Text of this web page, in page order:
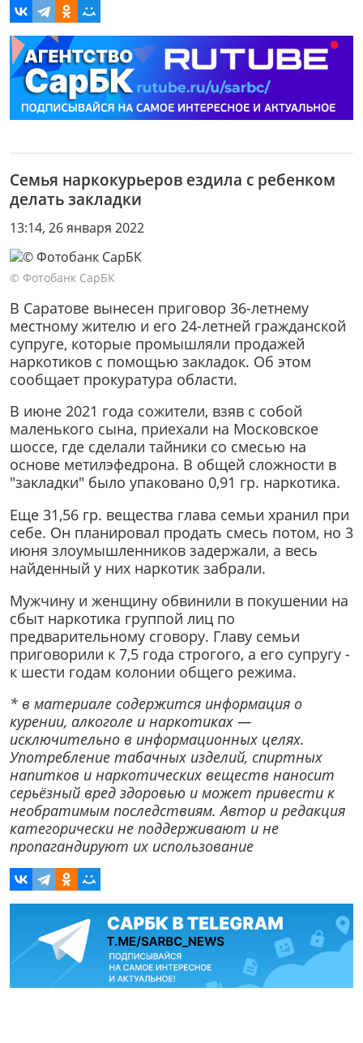
Семья наркокурьеров ездила с ребенком
делать закладки
13:14, 26 января 2022
© Фотобанк СарБК
В Саратове вынесен приговор 36-летнему
местному жителю и его 24-летней гражданской
супруге, которые промышляли продажей
наркотиков с помощью закладок. Об этом
сообщает прокуратура области.
В июне 2021 года сожители, взяв с собой
маленького сына, приехали на Московское
шоссе, где сделали тайники со смесью на
основе метилэфедрона. В общей сложности в
"закладки" было упаковано 0,91 гр. наркотика.
Еще 31,56 гр. вещества глава семьи хранил при
себе. Он планировал продать смесь потом, но 3
июня злоумышленников задержали, а весь
найденный у них наркотик забрали.
Мужчину и женщину обвинили в покушении на
сбыт наркотика группой лиц по
предварительному сговору. Главу семьи
приговорили к 7,5 года строгого, а его супругу -
к шести годам колонии общего режима.
* в материале содержится информация о
курении, алкоголе и наркотиках —
исключительно в информационных целях.
Употребление табачных изделий, спиртных
напитков и наркотических веществ наносит
серьёзный вред здоровью и может привести к
необратимым последствиям. Автор и редакция
категорически не поддерживают и не
пропагандируют их использование